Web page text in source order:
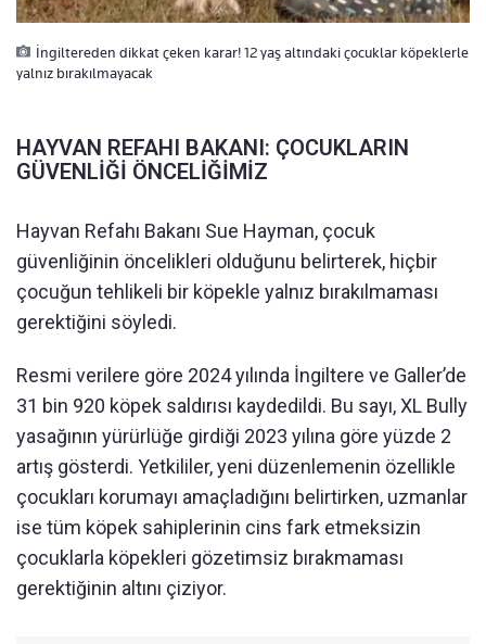
İngiltereden dikkat çeken karar! 12 yaş altındaki çocuklar köpeklerle
yalnız bırakılmayacak
HAYVAN REFAHI BAKANI: ÇOCUKLARIN
GÜVENLİĞİ ÖNCELİĞİMİZ
Hayvan Refahı Bakanı Sue Hayman, çocuk
güvenliğinin öncelikleri olduğunu belirterek, hiçbir
çocuğun tehlikeli bir köpekle yalnız bırakılmaması
gerektiğini söyledi.
Resmi verilere göre 2024 yılında İngiltere ve Galler’de
31 bin 920 köpek saldırısı kaydedildi. Bu sayı, XL Bully
yasağının yürürlüğe girdiği 2023 yılına göre yüzde 2
artış gösterdi. Yetkililer, yeni düzenlemenin özellikle
çocukları korumayı amaçladığını belirtirken, uzmanlar
ise tüm köpek sahiplerinin cins fark etmeksizin
çocuklarla köpekleri gözetimsiz bırakmaması
gerektiğinin altını çiziyor.